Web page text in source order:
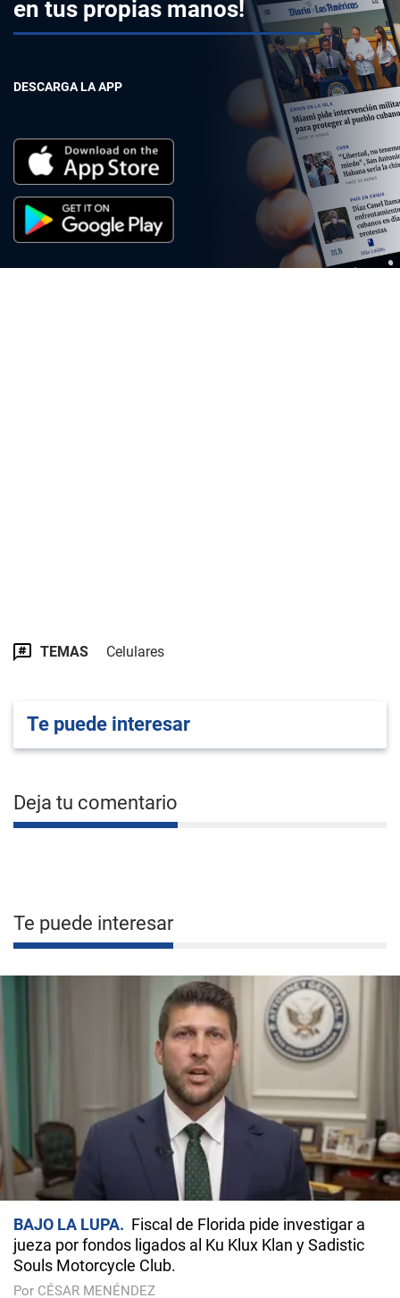
en tus propias manos!
DESCARGA LA APP
TEMAS Celulares
Te puede interesar
Deja tu comentario
Te puede interesar
BAJO LA LUPA
Fiscal de Florida pide investigar a
jueza por fondos ligados al Ku Klux Klan y Sadistic
Souls Motorcycle Club.
Por CÉSAR MENÉNDEZ